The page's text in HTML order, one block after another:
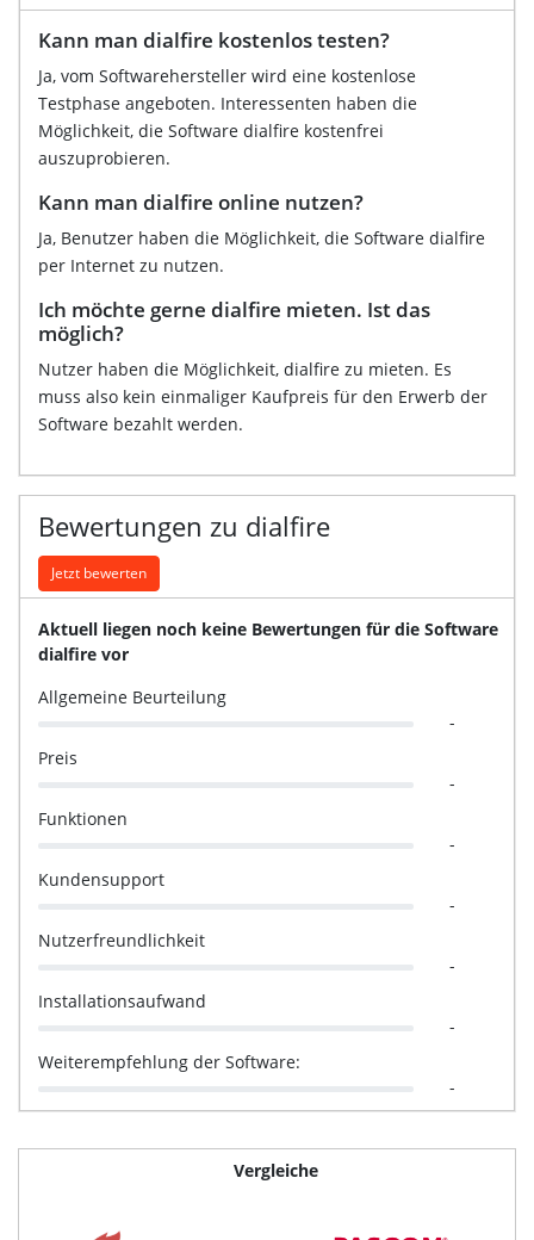
Kann man dialfire kostenlos testen?
Ja, vom Softwarehersteller wird eine kostenlose
Testphase angeboten. Interessenten haben die
Möglichkeit, die Software dialfire kostenfrei
auszuprobieren.
Kann man dialfire online nutzen?
Ja, Benutzer haben die Möglichkeit, die Software dialfire
per Internet zu nutzen.
Ich möchte gerne dialfire mieten. Ist das
möglich?
Nutzer haben die Möglichkeit, dialfire zu mieten. Es
muss also kein einmaliger Kaufpreis für den Erwerb der
Software bezahlt werden.
Bewertungen zu dialfire
Jetzt bewerten
Aktuell liegen noch keine Bewertungen für die Software
dialfire vor
Allgemeine Beurteilung
-
Preis
-
Funktionen
-
Kundensupport
-
Nutzerfreundlichkeit
-
Installationsaufwand
-
Weiterempfehlung der Software:
-
Vergleiche